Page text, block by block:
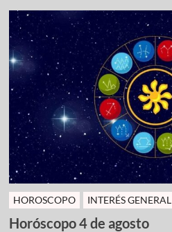
HOROSCOPO INTERÉS GENERAL
Horóscopo 4 de agosto